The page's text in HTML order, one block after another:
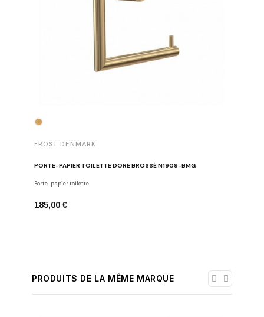
FROST DENMARK
PORTE-PAPIER TOILETTE DORÉ BROSSÉ N1909-BMG
Porte-papier toilette
185,00 €
PRODUITS DE LA MÊME MARQUE